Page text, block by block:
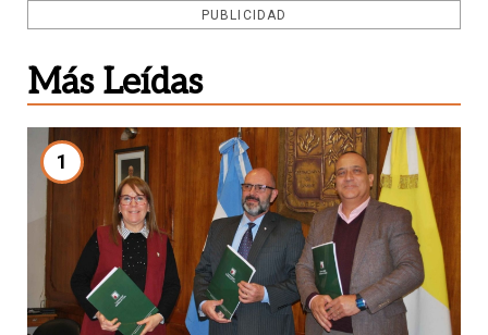
PUBLICIDAD
Más Leídas
1